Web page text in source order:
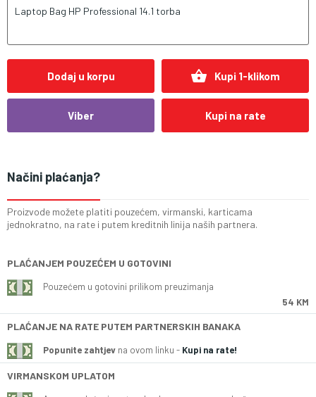
Laptop Bag HP Professional 14.1 torba
Dodaj u korpu shopping_basket Kupi 1-klikom
Viber Kupi na rate
Načini plaćanja?
Proizvode možete platiti pouzećem, virmanski, karticama
jednokratno, na rate i putem kreditnih linija naših partnera.
PLAĆANJEM POUZEĆEM U GOTOVINI
Pouzećem u gotovini prilikom preuzimanja
54 KM
PLAĆANJE NA RATE PUTEM PARTNERSKIH BANAKA
Popunite zahtjev na ovom linku - Kupi na rate!
VIRMANSKOM UPLATOM